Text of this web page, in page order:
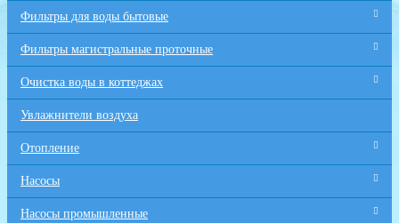
Фильтры для воды бытовые
Фильтры магистральные проточные
Очистка воды в коттеджах
Увлажнители воздуха
Отопление
Насосы
Насосы промышленные